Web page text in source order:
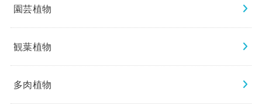
園芸植物
観葉植物
多肉植物